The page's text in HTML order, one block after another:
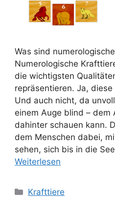
Was sind
Numerologische
die wichtigsten
repräsentieren. Ja,
Und auch nicht, da
einem Auge blind – dem
dahinter schauen kann.
dem Menschen dabei,
sehen, sich bis in die
Weiterlesen
Kategorien
Krafttiere